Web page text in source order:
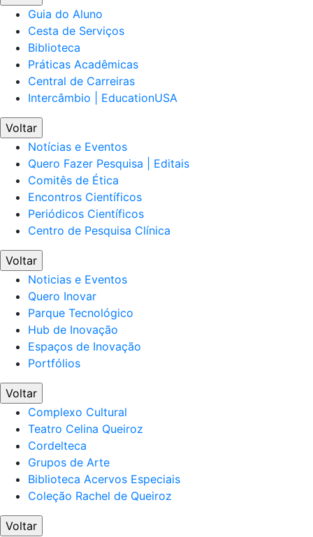
Guia do Aluno
Cesta de Serviços
Biblioteca
Práticas Acadêmicas
Central de Carreiras
Intercâmbio | EducationUSA
Voltar
Notícias e Eventos
Quero Fazer Pesquisa | Editais
Comitês de Ética
Encontros Científicos
Periódicos Científicos
Centro de Pesquisa Clínica
Voltar
Noticias e Eventos
Quero Inovar
Parque Tecnológico
Hub de Inovação
Espaços de Inovação
Portfólios
Voltar
Complexo Cultural
Teatro Celina Queiroz
Cordelteca
Grupos de Arte
Biblioteca Acervos Especiais
Coleção Rachel de Queiroz
Voltar